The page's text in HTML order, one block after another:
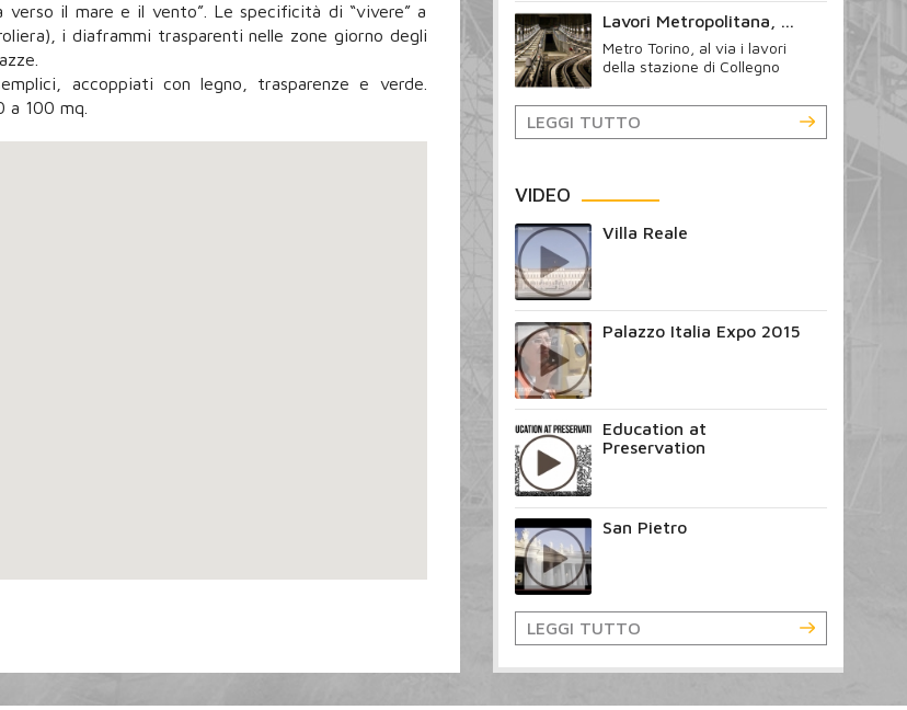
verso il mare e il vento”. Le specificità di “vivere” a
i diaframmi trasparenti nelle zone giorno degli
accoppiati con legno, trasparenze e verde.
a 100 mq.
Lavori Metropolitana, ...
Metro Torino, al via i lavori
della stazione di Collegno
LEGGI TUTTO
VIDEO
Villa Reale
Palazzo Italia Expo 2015
Education at
Preservation
San Pietro
LEGGI TUTTO